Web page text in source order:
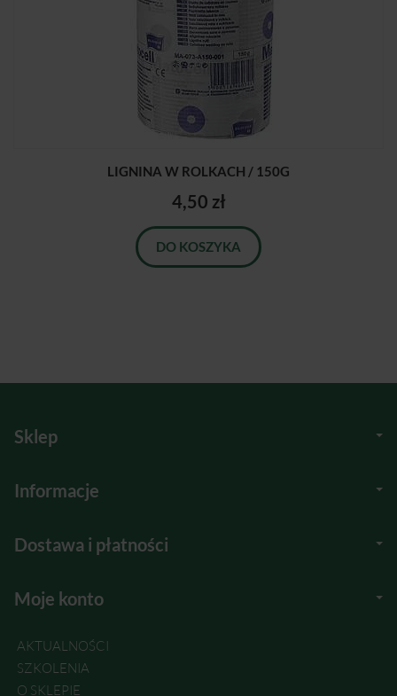
LIGNINA W ROLKACH / 150G
4,50 zł
DO KOSZYKA
Sklep
Informacje
Dostawa i płatności
Moje konto
AKTUALNOŚCI
SZKOLENIA
O SKLEPIE